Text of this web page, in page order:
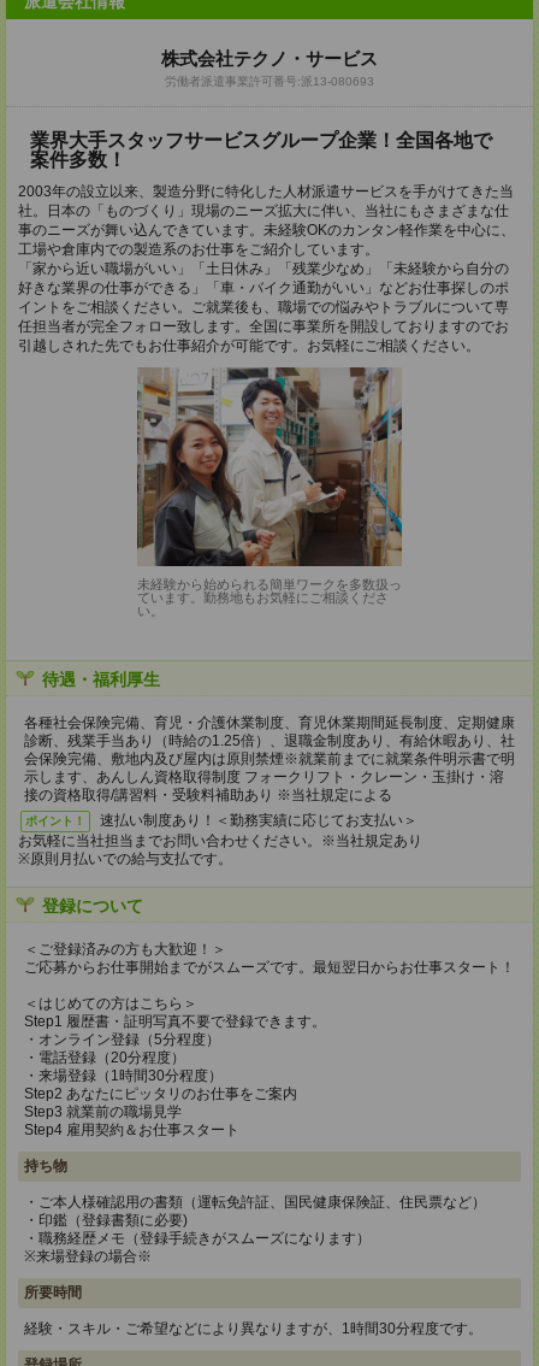
株式会社テクノ・サービス
労働者派遣事業許可番号:派13-080693
業界大手スタッフサービスグループ企業！全国各地で
案件多数！
2003年の設立以来、製造分野に特化した人材派遣サービスを手がけてきた当
社。日本の「ものづくり」現場のニーズ拡大に伴い、当社にもさまざまな仕
事のニーズが舞い込んできています。未経験OKのカンタン軽作業を中心に、
工場や倉庫内での製造系のお仕事をご紹介しています。
「家から近い職場がいい」「土日休み」「残業少なめ」「未経験から自分の
好きな業界の仕事ができる」「車・バイク通勤がいい」などお仕事探しのポ
イントをご相談ください。ご就業後も、職場での悩みやトラブルについて専
任担当者が完全フォロー致します。全国に事業所を開設しておりますのでお
引越しされた先でもお仕事紹介が可能です。お気軽にご相談ください。
未経験から始められる簡単ワークを多数扱っ
ています。勤務地もお気軽にご相談くださ
い。
待遇・福利厚生
各種社会保険完備、育児・介護休業制度、育児休業期間延長制度、定期健康
診断、残業手当あり（時給の1.25倍）、退職金制度あり、有給休暇あり、社
会保険完備、敷地内及び屋内は原則禁煙※就業前までに就業条件明示書で明
示します、あんしん資格取得制度 フォークリフト・クレーン・玉掛け・溶
接の資格取得/講習料・受験料補助あり ※当社規定による
ポイント！
速払い制度あり！＜勤務実績に応じてお支払い＞
お気軽に当社担当までお問い合わせください。※当社規定あり
※原則月払いでの給与支払です。
登録について
＜ご登録済みの方も大歓迎！＞
ご応募からお仕事開始までがスムーズです。最短翌日からお仕事スタート！
＜はじめての方はこちら＞
Step1 履歴書・証明写真不要で登録できます。
・オンライン登録（5分程度）
・電話登録（20分程度）
・来場登録（1時間30分程度）
Step2 あなたにピッタリのお仕事をご案内
Step3 就業前の職場見学
Step4 雇用契約＆お仕事スタート
持ち物
・ご本人様確認用の書類（運転免許証、国民健康保険証、住民票など）
・印鑑（登録書類に必要)
・職務経歴メモ（登録手続きがスムーズになります）
※来場登録の場合※
所要時間
経験・スキル・ご希望などにより異なりますが、1時間30分程度です。